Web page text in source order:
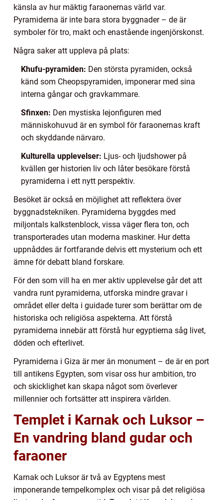
känsla av hur mäktig faraonernas värld var.
Pyramiderna är inte bara stora byggnader – de är
symboler för tro, makt och enastående ingenjörskonst.
Några saker att uppleva på plats:
Khufu-pyramiden: Den största pyramiden, också
känd som Cheopspyramiden, imponerar med sina
interna gångar och gravkammare.
Sfinxen: Den mystiska lejonfiguren med
människohuvud är en symbol för faraonernas kraft
och skyddande närvaro.
Kulturella upplevelser: Ljus- och ljudshower på
kvällen ger historien liv och låter besökare förstå
pyramiderna i ett nytt perspektiv.
Besöket är också en möjlighet att reflektera över
byggnadstekniken. Pyramiderna byggdes med
miljontals kalkstenblock, vissa väger flera ton, och
transporterades utan moderna maskiner. Hur detta
uppnåddes är fortfarande delvis ett mysterium och ett
ämne för debatt bland forskare.
För den som vill ha en mer aktiv upplevelse går det att
vandra runt pyramiderna, utforska mindre gravar i
området eller delta i guidade turer som berättar om de
historiska och religiösa aspekterna. Att förstå
pyramiderna innebär att förstå hur egyptierna såg livet,
döden och efterlivet.
Pyramiderna i Giza är mer än monument – de är en port
till antikens Egypten, som visar oss hur ambition, tro
och skicklighet kan skapa något som överlever
millennier och fortsätter att inspirera världen.
Templet i Karnak och Luksor –
En vandring bland gudar och
faraoner
Karnak och Luksor är två av Egyptens mest
imponerande tempelkomplex och visar på det religiösa